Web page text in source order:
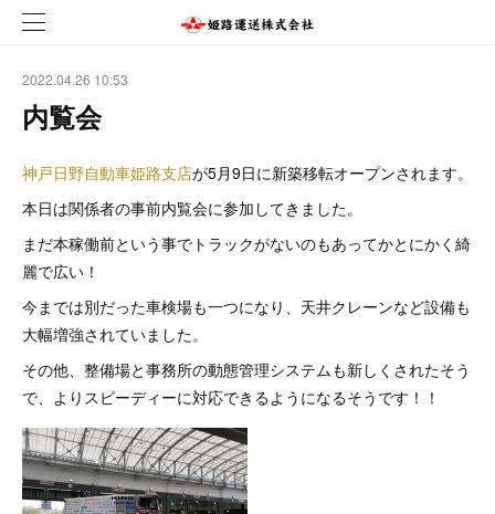
2022.04.26 10:53
内覧会
神戸日野自動車姫路支店が5月9日に新築移転オープンされます。
本日は関係者の事前内覧会に参加してきました。
まだ本稼働前という事でトラックがないのもあってかとにかく綺
麗で広い！
今までは別だった車検場も一つになり、天井クレーンなど設備も
大幅増強されていました。
その他、整備場と事務所の動態管理システムも新しくされたそう
で、よりスピーディーに対応できるようになるそうです！！